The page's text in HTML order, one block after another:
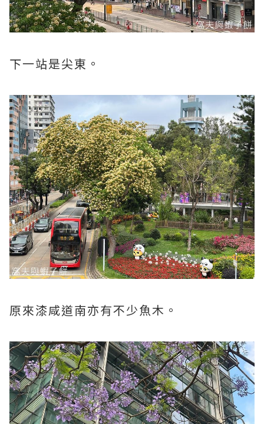
下一站是尖東。
原來漆咸道南亦有不少魚木。